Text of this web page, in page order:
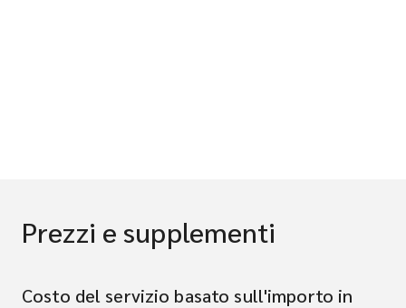
Prezzi e supplementi
Costo del servizio basato sull'importo in